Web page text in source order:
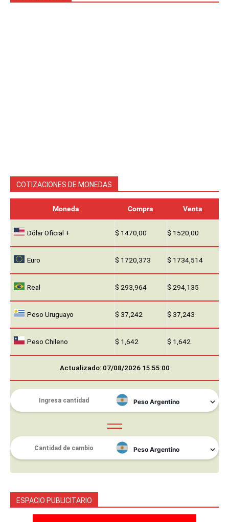
COTIZACIONES DE MONEDAS
Moneda Compra Venta
Dólar Oficial + $ 1470,00 $ 1520,00
Euro $ 1720,373 $ 1734,514
Real $ 293,964 $ 294,135
Peso Uruguayo $ 37,242 $ 37,243
Peso Chileno $ 1,642 $ 1,642
Actualizado: 07/08/2026 15:55:00
ESPACIO PUBLICITARIO